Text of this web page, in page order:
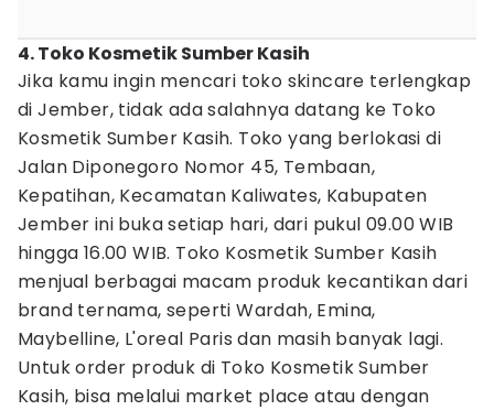
4. Toko Kosmetik Sumber Kasih
Jika kamu ingin mencari toko skincare terlengkap
di Jember, tidak ada salahnya datang ke Toko
Kosmetik Sumber Kasih. Toko yang berlokasi di
Jalan Diponegoro Nomor 45, Tembaan,
Kepatihan, Kecamatan Kaliwates, Kabupaten
Jember ini buka setiap hari, dari pukul 09.00 WIB
hingga 16.00 WIB. Toko Kosmetik Sumber Kasih
menjual berbagai macam produk kecantikan dari
brand ternama, seperti Wardah, Emina,
Maybelline, L'oreal Paris dan masih banyak lagi.
Untuk order produk di Toko Kosmetik Sumber
Kasih, bisa melalui market place atau dengan